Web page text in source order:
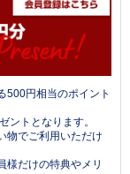
500円相当のポイント
ントとなります。
物でご利用いただけ
様だけの特典やメリ